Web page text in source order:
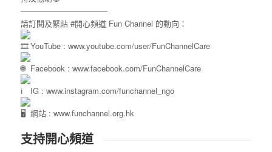
———————————
請訂閱及緊貼 #開心頻道Fun Channel 的動向：
YouTube : www.youtube.com/user/FunChannelCare
Facebook : www.facebook.com/FunChannelCare
IG : www.instagram.com/funchannel_ngo
網站 : www.funchannel.org.hk
支持開心頻道